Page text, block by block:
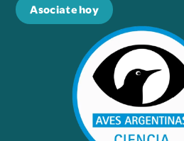
Asociate hoy